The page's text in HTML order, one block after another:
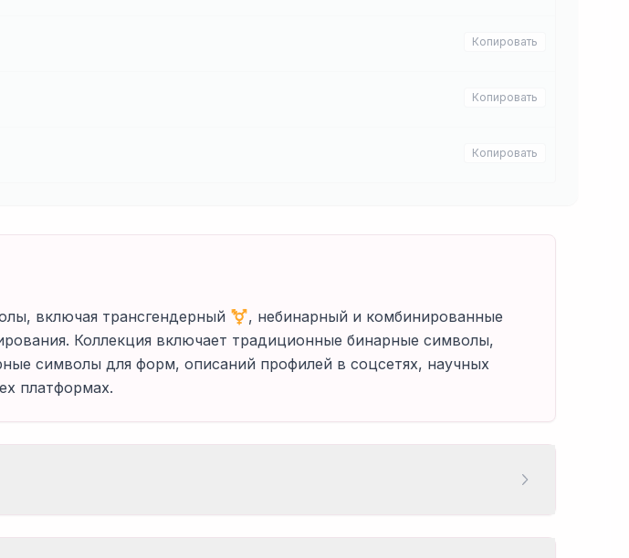
Копировать
Копировать
Копировать
включая трансгендерный ⚧️, небинарный и комбинированные
Коллекция включает традиционные бинарные символы,
символы для форм, описаний профилей в соцсетях, научных
платформах.